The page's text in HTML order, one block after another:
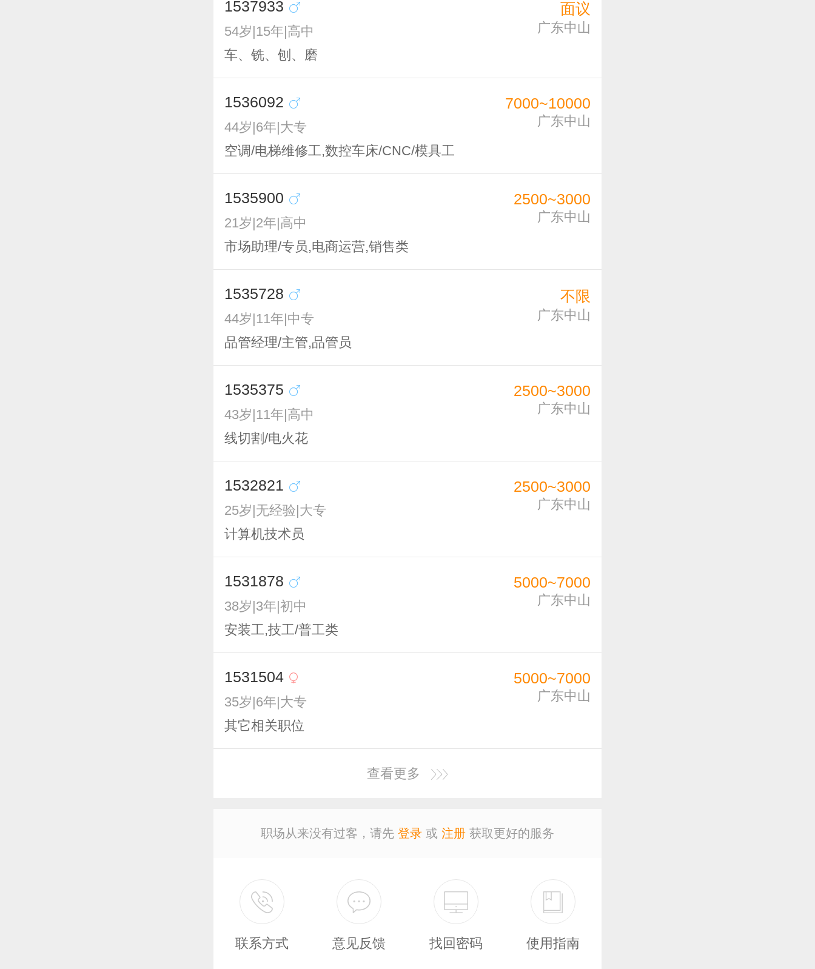
1537933
54岁|15年|高中
车、铣、刨、磨
面议
广东中山
1536092
44岁|6年|大专
空调/电梯维修工,数控车床/CNC/模具工
7000~10000
广东中山
1535900
21岁|2年|高中
市场助理/专员,电商运营,销售类
2500~3000
广东中山
1535728
44岁|11年|中专
品管经理/主管,品管员
不限
广东中山
1535375
43岁|11年|高中
线切割/电火花
2500~3000
广东中山
1532821
25岁|无经验|大专
计算机技术员
2500~3000
广东中山
1531878
38岁|3年|初中
安装工,技工/普工类
5000~7000
广东中山
1531504
35岁|6年|大专
其它相关职位
5000~7000
广东中山
查看更多
职场从来没有过客，请先 登录 或 注册 获取更好的服务
联系方式 意见反馈 找回密码 使用指南